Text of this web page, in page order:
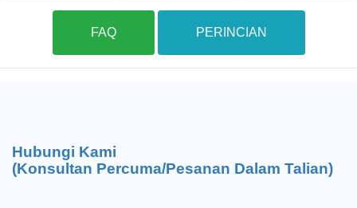
FAQ PERINCIAN
Hubungi Kami
(Konsultan Percuma/Pesanan Dalam Talian)